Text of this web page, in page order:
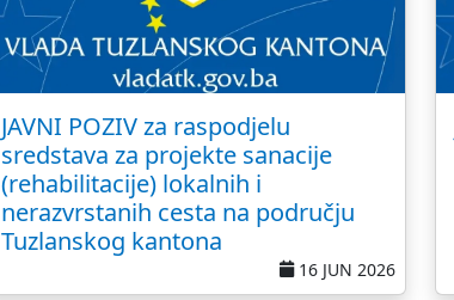
JAVNI POZIV za raspodjelu
sredstava za projekte sanacije
(rehabilitacije) lokalnih i
nerazvrstanih cesta na području
Tuzlanskog kantona
16 JUN 2026